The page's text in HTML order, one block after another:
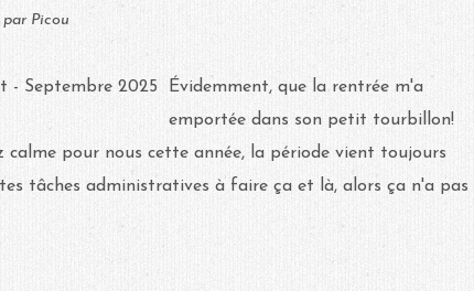
par Picou
Évidemment, que la rentrée m'a
emportée dans son petit tourbillon!
calme pour nous cette année, la période vient toujours
tâches administratives à faire ça et là, alors ça n'a pas